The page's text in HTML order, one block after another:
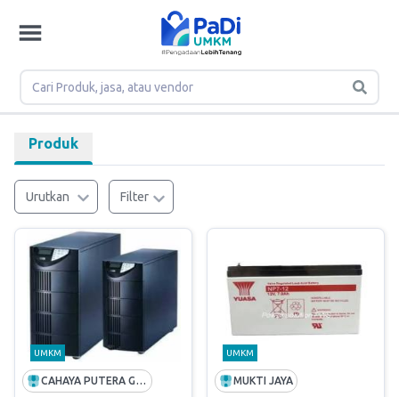
Produk
Urutkan Filter
UMKM
CAHAYA PUTERA GEMILANG
UMKM
MUKTI JAYA